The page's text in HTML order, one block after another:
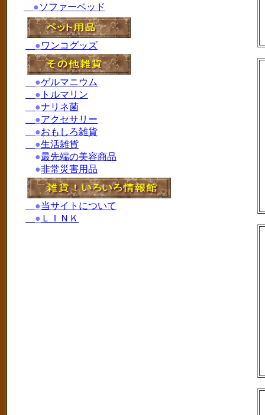
●ソファーベッド
●ワンコグッズ
●ゲルマニウム
● トルマリン
●ナリネ菌
●アクセサリー
●おもしろ雑貨
●生活雑貨
●最先端の美容商品
●非常災害用品
●当サイトについて
● ＬＩＮＫ